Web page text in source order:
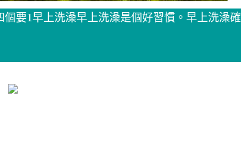
要1早上洗澡早上洗澡是個好習慣。早上洗澡確